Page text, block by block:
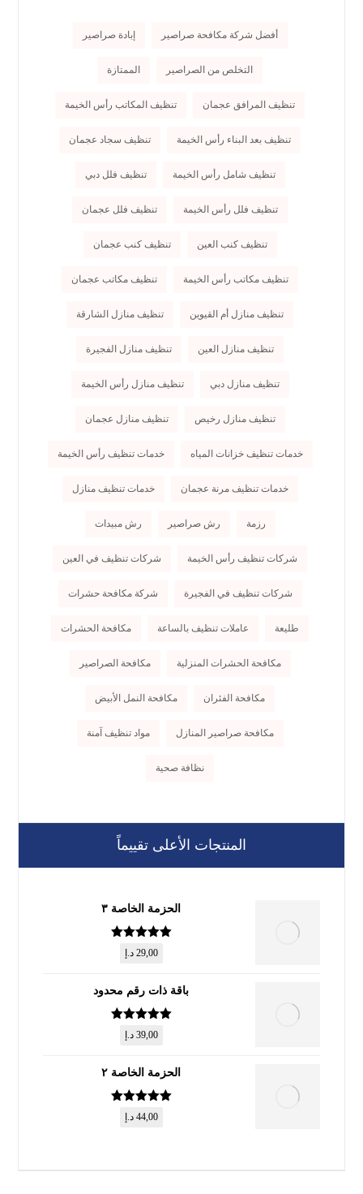
أفضل شركة مكافحة صراصير إبادة صراصير
التخلص من الصراصير الممتازة
تنظيف المرافق عجمان تنظيف المكاتب رأس الخيمة
تنظيف بعد البناء رأس الخيمة تنظيف سجاد عجمان
تنظيف شامل رأس الخيمة تنظيف فلل دبي
تنظيف فلل رأس الخيمة تنظيف فلل عجمان
تنظيف كنب العين تنظيف كنب عجمان
تنظيف مكاتب رأس الخيمة تنظيف مكاتب عجمان
تنظيف منازل أم القيوين تنظيف منازل الشارقة
تنظيف منازل العين تنظيف منازل الفجيرة
تنظيف منازل دبي تنظيف منازل رأس الخيمة
تنظيف منازل رخيص تنظيف منازل عجمان
خدمات تنظيف خزانات المياه خدمات تنظيف رأس الخيمة
خدمات تنظيف مرنة عجمان خدمات تنظيف منازل
رزمة رش صراصير رش مبيدات
شركات تنظيف رأس الخيمة شركات تنظيف في العين
شركات تنظيف في الفجيرة شركة مكافحة حشرات
طليعة عاملات تنظيف بالساعة مكافحة الحشرات
مكافحة الحشرات المنزلية مكافحة الصراصير
مكافحة الفئران مكافحة النمل الأبيض
مكافحة صراصير المنازل مواد تنظيف آمنة
نظافة صحية
المنتجات الأعلى تقييماً
الحزمة الخاصة ٣
تم التقييم
من 5
29,00 د.إ
باقة ذات رقم محدود
تم التقييم
من 5
39,00 د.إ
الحزمة الخاصة ٢
تم التقييم
من 5
44,00 د.إ